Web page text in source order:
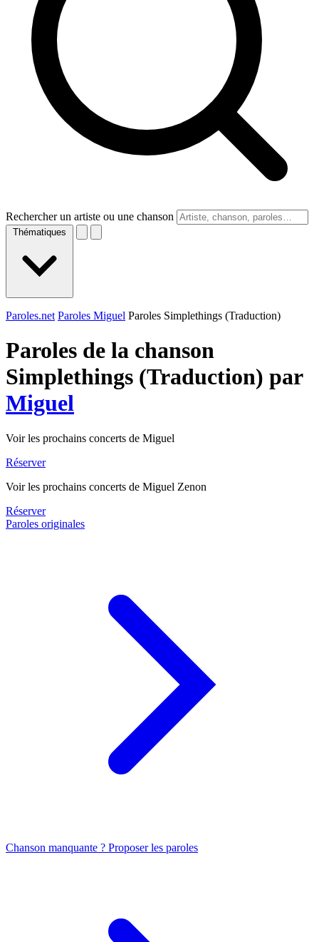
Rechercher un artiste ou une chanson
Thématiques
Paroles.net Paroles Miguel Paroles Simplethings (Traduction)
Paroles de la chanson
Simplethings (Traduction) par
Miguel
Voir les prochains concerts de Miguel
Réserver
Voir les prochains concerts de Miguel Zenon
Réserver
Paroles originales
Chanson manquante ? Proposer les paroles